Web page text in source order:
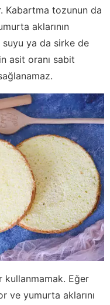
Kabartma tozunun da
aklarının
suyu ya da sirke de
asit oranı sabit
Eğer
ve yumurta aklarını